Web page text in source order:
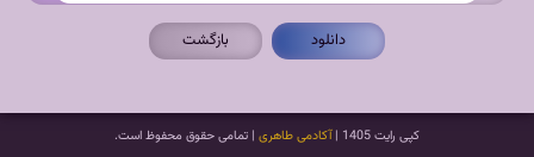
دانلود بازگشت
کپی رایت 1405 | آکادمی طاهری | تمامی حقوق محفوظ است.